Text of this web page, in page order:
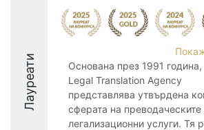
Лауреати
Основана през 1991
Legal Translation Agency
представлява утвърдена
сферата на преводаческите
легализационни услуги. Тя